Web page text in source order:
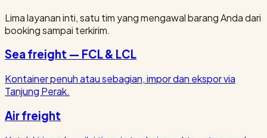
Lima layanan inti, satu tim yang mengawal barang Anda dari
booking sampai terkirim.
Sea freight — FCL & LCL
Kontainer penuh atau sebagian, impor dan ekspor via
Tanjung Perak.
Air freight